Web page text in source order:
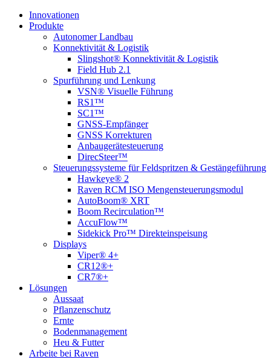
Innovationen
Produkte
Autonomer Landbau
Konnektivität & Logistik
Slingshot® Konnektivität & Logistik
Field Hub 2.1
Spurführung und Lenkung
VSN® Visuelle Führung
RS1™
SC1™
GNSS-Empfänger
GNSS Korrekturen
Anbaugerätesteuerung
DirecSteer™
Steuerungssysteme für Feldspritzen & Gestängeführung
Hawkeye® 2
Raven RCM ISO Mengensteuerungsmodul
AutoBoom® XRT
Boom Recirculation™
AccuFlow™
Sidekick Pro™ Direkteinspeisung
Displays
Viper® 4+
CR12®+
CR7®+
Lösungen
Aussaat
Pflanzenschutz
Ernte
Bodenmanagement
Heu & Futter
Arbeite bei Raven